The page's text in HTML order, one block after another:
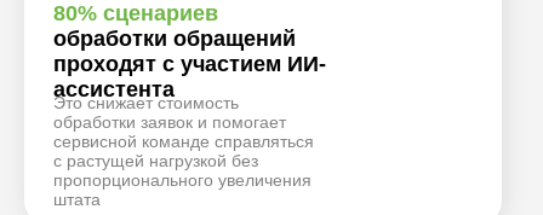
80% сценариев
обработки обращений
проходят с участием ИИ-
ассистента
Это снижает стоимость
обработки заявок и помогает
сервисной команде справляться
с растущей нагрузкой без
пропорционального увеличения
штата